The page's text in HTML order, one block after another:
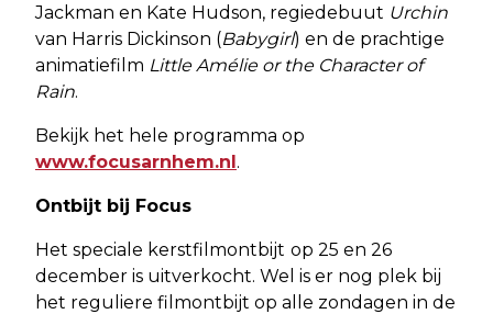
Jackman en Kate Hudson, regiedebuut Urchin
van Harris Dickinson (Babygirl) en de prachtige
animatiefilm Little Amélie or the Character of
Rain.
Bekijk het hele programma op
www.focusarnhem.nl.
Ontbijt bij Focus
Het speciale kerstfilmontbijt op 25 en 26
december is uitverkocht. Wel is er nog plek bij
het reguliere filmontbijt op alle zondagen in de